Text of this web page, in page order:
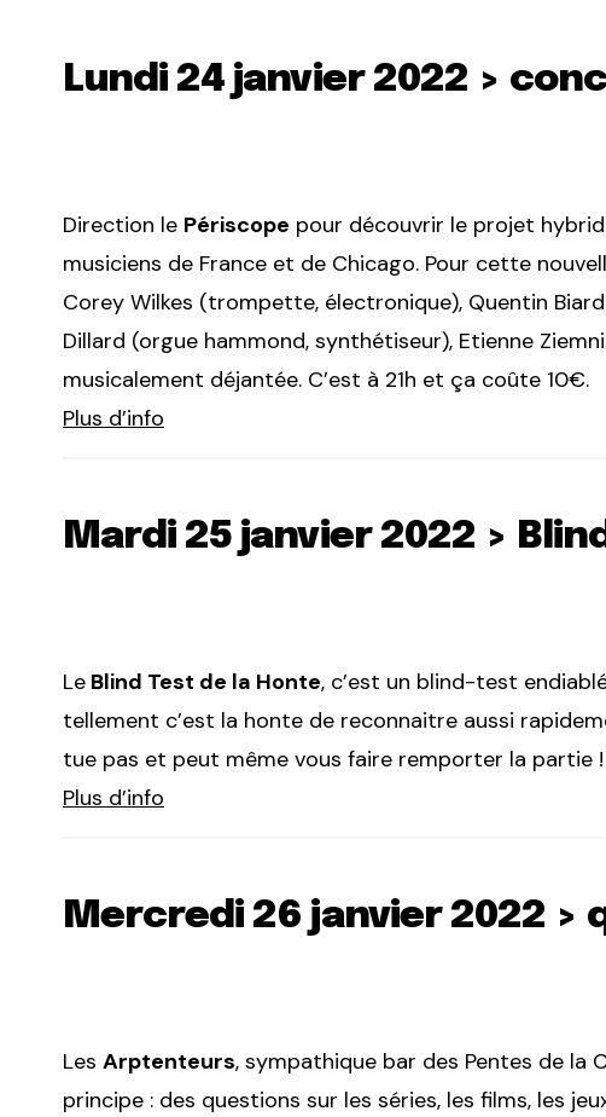
Lundi 24 janvier 2022 >
Direction le Périscope pour découvrir le projet
musiciens de France et de Chicago. Pour cette
Corey Wilkes (trompette, électronique), Quentin
Dillard (orgue hammond, synthétiseur), Etienne
musicalement déjantée. C’est à 21h et ça coûte 10€.
Plus d’info
Mardi 25 janvier 2022 >
Le Blind Test de la Honte, c’est un blind-test
tellement c’est la honte de reconnaitre aussi
tue pas et peut même vous faire remporter la partie !
Plus d’info
Mercredi 26 janvier 2022 >
Les Arptenteurs, sympathique bar des Pentes de la
principe : des questions sur les séries, les films, les